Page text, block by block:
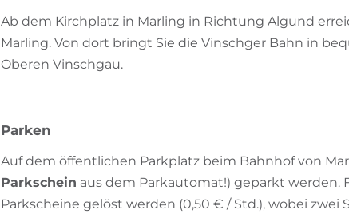
Ab dem Kirchplatz in Marling in Richtung Algund
Marling. Von dort bringt Sie die Vinschger Bahn in
Oberen Vinschgau.
Parken
Auf dem öffentlichen Parkplatz beim Bahnhof von
Parkschein aus dem Parkautomat!) geparkt werden.
Parkscheine gelöst werden (0,50 € / Std.), wobei